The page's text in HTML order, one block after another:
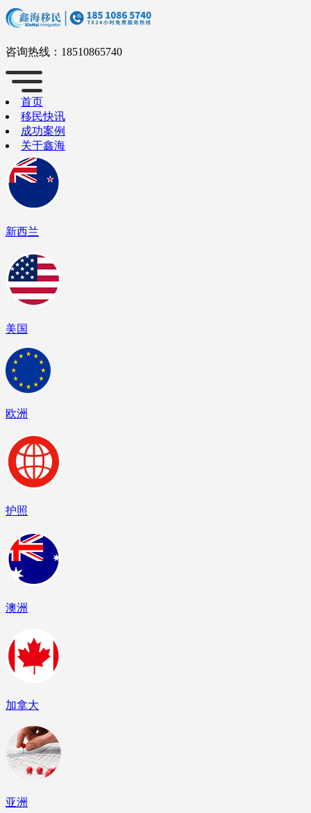
咨询热线： 18510865740
首页
移民快讯
成功案例
关于鑫海
新西兰
美国
欧洲
护照
澳洲
加拿大
亚洲